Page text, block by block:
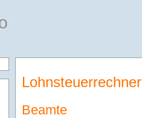
Lohnsteuerrechner
Beamte